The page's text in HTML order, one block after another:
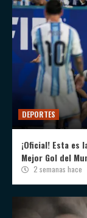
DEPORTES
¡Oficial! Esta es
Mejor Gol del
2 semanas hace